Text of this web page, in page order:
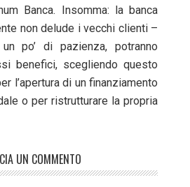
Banca. Insomma: la banca
non delude i vecchi clienti –
po’ di pazienza, potranno
benefici, scegliendo questo
l’apertura di un finanziamento
o per ristrutturare la propria
UN COMMENTO